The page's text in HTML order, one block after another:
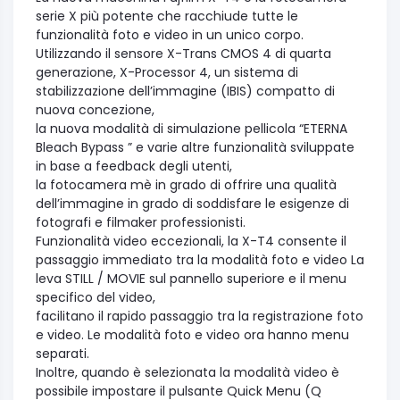
serie X più potente che racchiude tutte le
funzionalità foto e video in un unico corpo.
Utilizzando il sensore X-Trans CMOS 4 di quarta
generazione, X-Processor 4, un sistema di
stabilizzazione dell’immagine (IBIS) compatto di
nuova concezione,
la nuova modalità di simulazione pellicola “ETERNA
Bleach Bypass ” e varie altre funzionalità sviluppate
in base a feedback degli utenti,
la fotocamera mè in grado di offrire una qualità
dell’immagine in grado di soddisfare le esigenze di
fotografi e filmaker professionisti.
Funzionalità video eccezionali, la X-T4 consente il
passaggio immediato tra la modalità foto e video La
leva STILL / MOVIE sul pannello superiore e il menu
specifico del video,
facilitano il rapido passaggio tra la registrazione foto
e video. Le modalità foto e video ora hanno menu
separati.
Inoltre, quando è selezionata la modalità video è
possibile impostare il pulsante Quick Menu (Q